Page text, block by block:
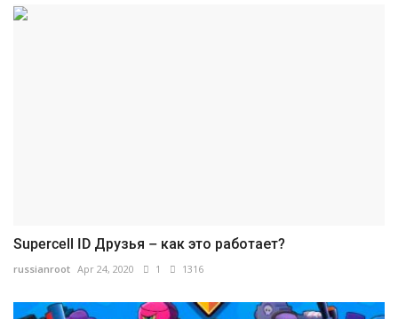
Supercell ID Друзья – как это работает?
russianroot Apr 24, 2020 1 1316